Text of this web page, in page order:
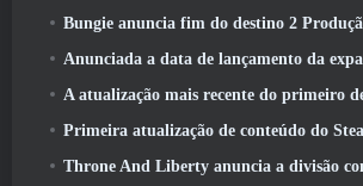
Bungie anuncia fim do destino 2 Produção enquanto se preparam
Anunciada a data de lançamento da expansão Where Winds
A atualização mais recente do primeiro descendente melhora o ciclo
Primeira atualização de conteúdo do Steampunk ARPG Crystalfall para abordar
Throne And Liberty anuncia a divisão